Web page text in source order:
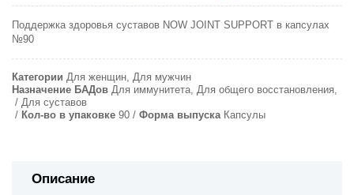
Поддержка здоровья суставов NOW JOINT SUPPORT в капсулах
№90
Категории Для женщин, Для мужчин
Назначение БАДов Для иммунитета, Для общего восстановления,
Для суставов
Кол-во в упаковке 90 Форма выпуска Капсулы
Описание